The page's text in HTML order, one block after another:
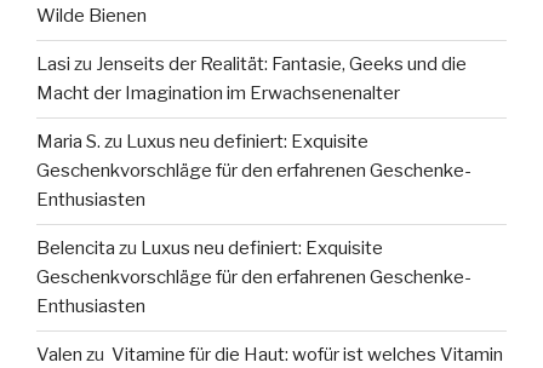
Wilde Bienen
Lasi zu Jenseits der Realität: Fantasie, Geeks und die
Macht der Imagination im Erwachsenenalter
Maria S. zu Luxus neu definiert: Exquisite
Geschenkvorschläge für den erfahrenen Geschenke-
Enthusiasten
Belencita zu Luxus neu definiert: Exquisite
Geschenkvorschläge für den erfahrenen Geschenke-
Enthusiasten
Valen zu Vitamine für die Haut: wofür ist welches Vitamin